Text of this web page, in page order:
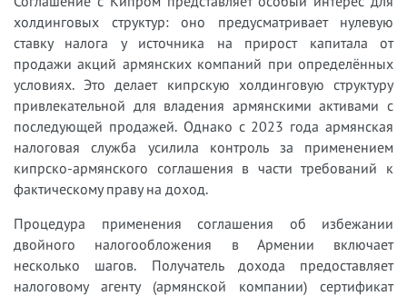
холдинговых структур: оно предусматривает нулевую
ставку налога у источника на прирост капитала от
продажи акций армянских компаний при определённых
условиях. Это делает кипрскую холдинговую структуру
привлекательной для владения армянскими активами с
последующей продажей. Однако с 2023 года армянская
налоговая служба усилила контроль за применением
кипрско-армянского соглашения в части требований к
фактическому праву на доход.
Процедура применения соглашения об избежании
двойного налогообложения в Армении включает
несколько шагов. Получатель дохода предоставляет
налоговому агенту (армянской компании) сертификат